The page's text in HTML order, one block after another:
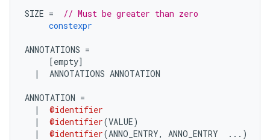
SIZE =
// Must be greater than zero
constexpr
ANNOTATIONS =
[empty]
|
ANNOTATIONS ANNOTATION
ANNOTATION =
|
@identifier
|
@identifier(VALUE)
|
@identifier(ANNO_ENTRY, ANNO_ENTRY ...)